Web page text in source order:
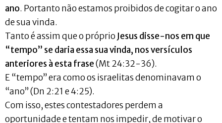
ano. Portanto não estamos proibidos de cogitar o ano
de sua vinda.
Tanto é assim que o próprio Jesus disse-nos em que
“tempo” se daria essa sua vinda, nos versículos
anteriores à esta frase(Mt 24:32-36).
E “tempo” era como os israelitas denominavam o
“ano” (Dn 2:21 e 4:25).
Com isso, estes contestadores perdem a
oportunidade e tentam nos impedir, de motivar o